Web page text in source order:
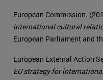
European Commission.
international cultural
European Parliament and
European External Action
EU strategy for